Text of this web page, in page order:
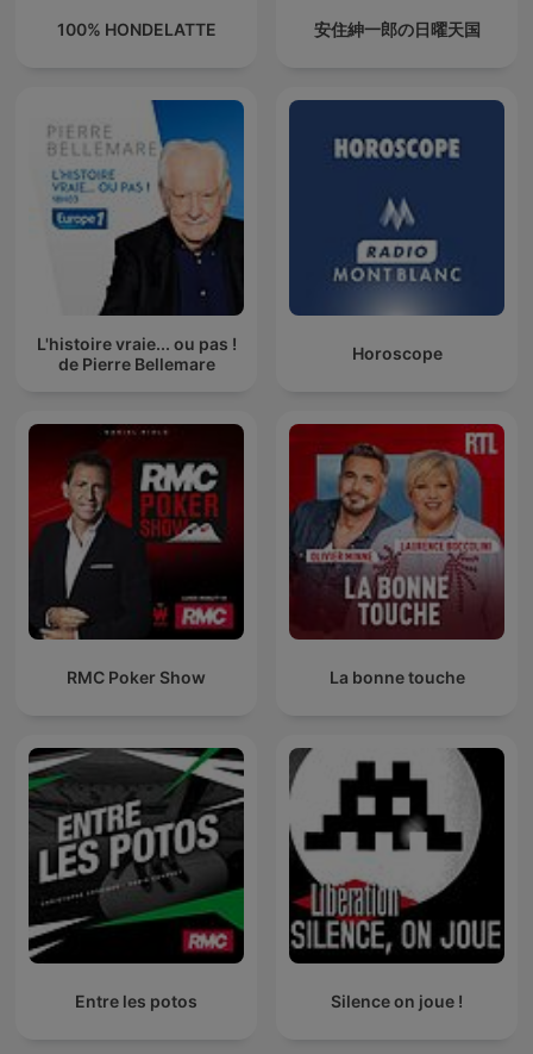
100% HONDELATTE 安住紳一郎の日曜天国
L'histoire vraie... ou pas !
de Pierre Bellemare
Horoscope
RMC Poker Show La bonne touche
Entre les potos Silence on joue !